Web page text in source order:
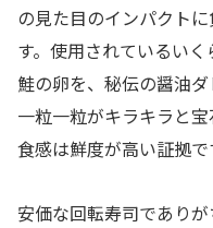
の見た目のインパクト
す。使用されているい
鮭の卵を、秘伝の醤油ダ
一粒一粒がキラキラと
食感は鮮度が高い証拠で
安価な回転寿司であり